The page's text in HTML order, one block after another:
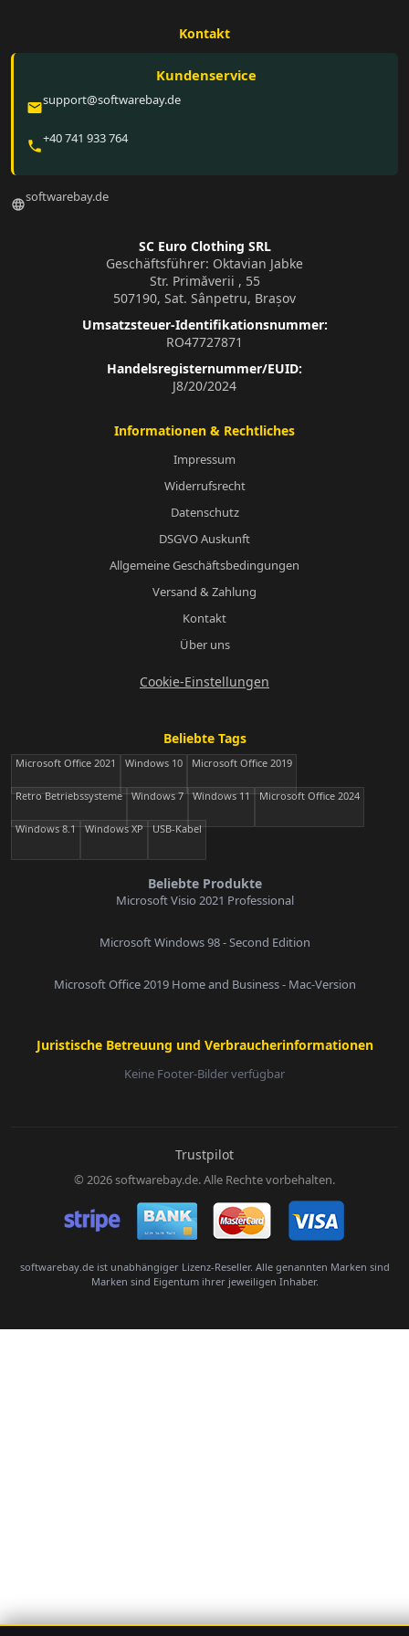
Kontakt
Kundenservice
emailsupport@softwarebay.de
phone+40 741 933 764
languagesoftwarebay.de
SC Euro Clothing SRL
Geschäftsführer: Oktavian Jabke
Str. Primăverii , 55
507190, Sat. Sânpetru, Brașov
Umsatzsteuer-Identifikationsnummer:
RO47727871
Handelsregisternummer/EUID:
J8/20/2024
Informationen & Rechtliches
Impressum
Widerrufsrecht
Datenschutz
DSGVO Auskunft
Allgemeine Geschäftsbedingungen
Versand & Zahlung
Kontakt
Über uns
Cookie-Einstellungen
Beliebte Tags
Microsoft Office 2021 Windows 10 Microsoft Office 2019
Retro Betriebssysteme Windows 7 Windows 11 Microsoft Office 2024
Windows 8.1 Windows XP USB-Kabel
Beliebte Produkte
Microsoft Visio 2021 Professional
Microsoft Windows 98 - Second Edition
Microsoft Office 2019 Home and Business - Mac-Version
Juristische Betreuung und Verbraucherinformationen
Keine Footer-Bilder verfügbar
Trustpilot
© 2026 softwarebay.de. Alle Rechte vorbehalten.
softwarebay.de ist unabhängiger Lizenz-Reseller. Alle genannten Marken sind
Marken sind Eigentum ihrer jeweiligen Inhaber.